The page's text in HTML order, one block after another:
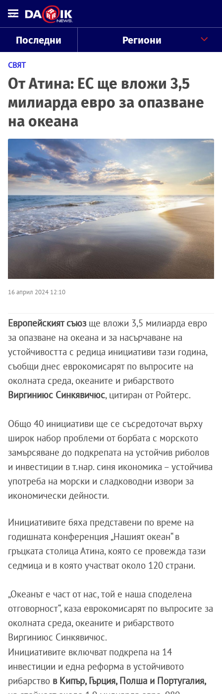
Последни Региони
СВЯТ
От Атина: ЕС ще вложи 3,5
милиарда евро за опазване
на океана
16 април 2024 12:10
Европейският съюзще вложи 3,5 милиарда евро
за опазване на океана и за насърчаване на
устойчивостта с редица инициативи тази година,
съобщи днес еврокомисарят по въпросите на
околната среда, океаните и рибарството
Виргиниюс Синкявичюс, цитиран от Ройтерс.
Общо 40 инициативи ще се съсредоточат върху
широк набор проблеми от борбата с морското
замърсяване до подкрепата на устойчив риболов
и инвестиции в т.нар. синя икономика – устойчива
употреба на морски и сладководни извори за
икономически дейности.
Инициативите бяха представени по време на
годишната конференция „Нашият океан“ в
гръцката столица Атина, която се провежда тази
седмица и в която участват около 120 страни.
„Океанът е част от нас, той е наша споделена
отговорност“, каза еврокомисарят по въпросите за
околната среда, океаните и рибарството
Виргиниюс Синкявичюс.
Инициативите включват подкрепа на 14
инвестиции и една реформа в устойчивото
рибарство в Кипър, Гърция, Полша и Португалия,